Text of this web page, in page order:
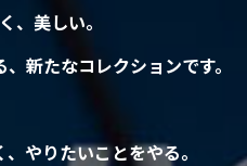
、美しい。
新たなコレクションです。
やりたいことをやる。